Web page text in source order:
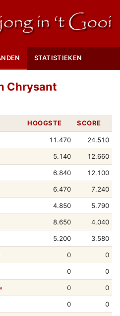
STATISTIEKEN
Chrysant
HOOGSTE SCORE
11.470 24.510
5.140 12.660
6.840 12.100
6.470 7.240
4.850 5.790
8.650 4.040
5.200 3.580
0 0
0 0
0 0
0 0